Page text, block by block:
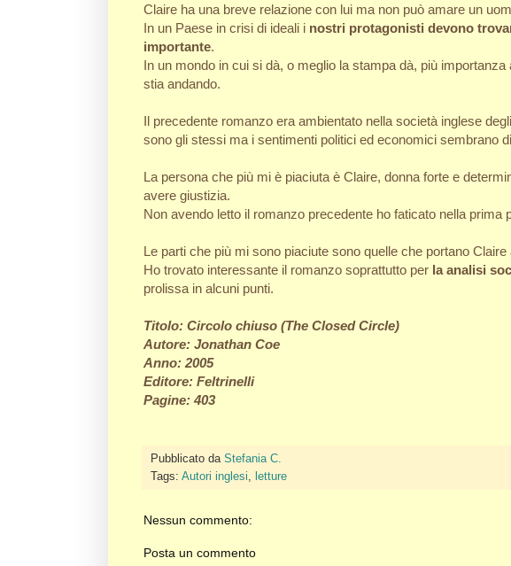
Claire ha una breve relazione con lui ma non può amare un
In un Paese in crisi di ideali i nostri protagonisti devono
importante.
In un mondo in cui si dà, o meglio la stampa dà, più
stia andando.
Il precedente romanzo era ambientato nella società inglese
sono gli stessi ma i sentimenti politici ed economici sembrano
La persona che più mi è piaciuta è Claire, donna forte e
avere giustizia.
Non avendo letto il romanzo precedente ho faticato nella
Le parti che più mi sono piaciute sono quelle che portano
Ho trovato interessante il romanzo soprattutto per la analisi
prolissa in alcuni punti.
Titolo: Circolo chiuso (The Closed Circle)
Autore: Jonathan Coe
Anno: 2005
Editore: Feltrinelli
Pagine: 403
Pubblicato da Stefania C.
Tags: Autori inglesi, letture
Nessun commento:
Posta un commento